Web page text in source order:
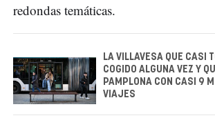
redondas temáticas.
LA VILLAVESA QUE CASI
COGIDO ALGUNA VEZ Y
PAMPLONA CON CASI 9
VIAJES